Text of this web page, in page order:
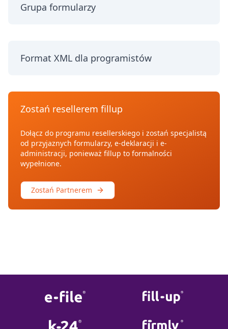
Grupa formularzy
Format XML dla programistów
Zostań resellerem fillup
Dołącz do programu resellerskiego i zostań specjalistą
od przyjaznych formularzy, e-deklaracji i e-
administracji, ponieważ fillup to formalności
wypełnione.
Zostań Partnerem